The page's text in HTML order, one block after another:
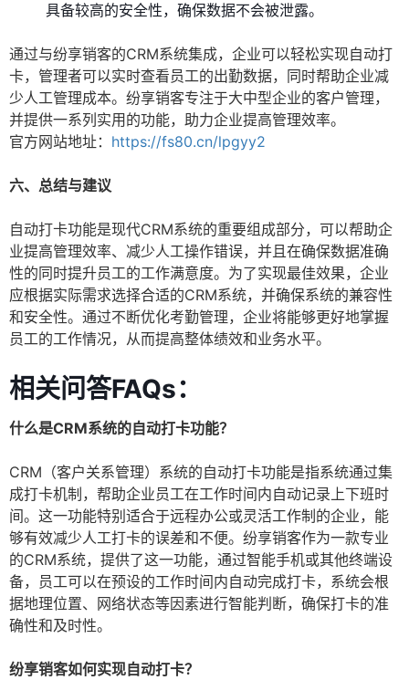
具备较高的安全性，确保数据不会被泄露。
通过与纷享销客的CRM系统集成，企业可以轻松实现自动打
卡，管理者可以实时查看员工的出勤数据，同时帮助企业减
少人工管理成本。纷享销客专注于大中型企业的客户管理，
并提供一系列实用的功能，助力企业提高管理效率。
官方网站地址： https://fs80.cn/lpgyy2
六、总结与建议
自动打卡功能是现代CRM系统的重要组成部分，可以帮助企
业提高管理效率、减少人工操作错误，并且在确保数据准确
性的同时提升员工的工作满意度。为了实现最佳效果，企业
应根据实际需求选择合适的CRM系统，并确保系统的兼容性
和安全性。通过不断优化考勤管理，企业将能够更好地掌握
员工的工作情况，从而提高整体绩效和业务水平。
相关问答FAQs：
什么是CRM系统的自动打卡功能？
CRM（客户关系管理）系统的自动打卡功能是指系统通过集
成打卡机制，帮助企业员工在工作时间内自动记录上下班时
间。这一功能特别适合于远程办公或灵活工作制的企业，能
够有效减少人工打卡的误差和不便。纷享销客作为一款专业
的CRM系统，提供了这一功能，通过智能手机或其他终端设
备，员工可以在预设的工作时间内自动完成打卡，系统会根
据地理位置、网络状态等因素进行智能判断，确保打卡的准
确性和及时性。
纷享销客如何实现自动打卡？